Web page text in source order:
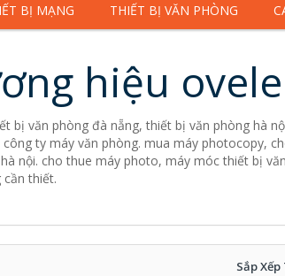
BỊ MẠNG THIẾT BỊ VĂN PHÒNG
hiệu
bị văn phòng đà nẵng, thiết bị văn phòng hà
ty máy văn phòng. mua máy photocopy,
nội. cho thue máy photo, máy móc thiết bị văn
thiết.
Sắp